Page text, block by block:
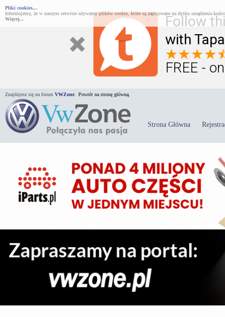
Follow
with
FREE -
Pliki cookies...
Informujemy, że w naszym serwisie używamy plików cookie, które są zapisywane na dysku urządzenia
Więcej...
Znajdujesz się na forum VWZone Powrót na stronę główną.
Strona Główna